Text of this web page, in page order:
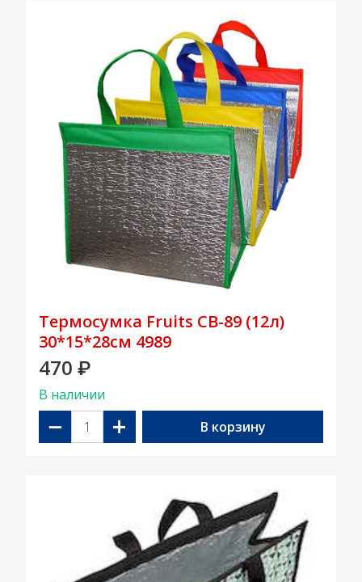
Термосумка Fruits CB-89 (12л)
30*15*28см 4989
470 ₽
В наличии
− + В корзину